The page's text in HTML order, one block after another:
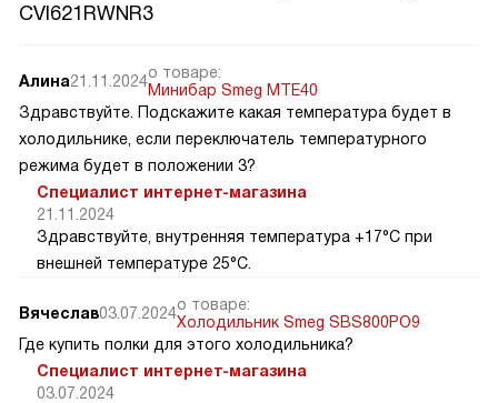
CVI621RWNR3
Алина21.11.2024о товаре:
Минибар Smeg MTE40
Здравствуйте. Подскажите какая температура будет в
холодильнике, если переключатель температурного
режима будет в положении 3?
Специалист интернет-магазина
21.11.2024
Здравствуйте, внутренняя температура +17°C при
внешней температуре 25°C.
Вячеслав03.07.2024о товаре:
Холодильник Smeg SBS800PO9
Где купить полки для этого холодильника?
Специалист интернет-магазина
03.07.2024